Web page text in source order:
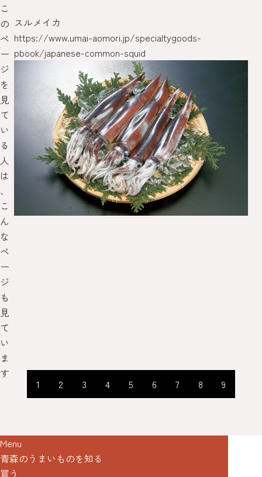
こ
の
ペ
ー
ジ
を
見
て
い
る
人
は
、
こ
ん
な
ペ
ー
ジ
も
見
て
い
ま
す
スルメイカ
https://www.umai-aomori.jp/specialtygoods-
pbook/japanese-common-squid
1 2 3 4 5 6 7 8 9
Menu
青森のうまいものを知る
買う